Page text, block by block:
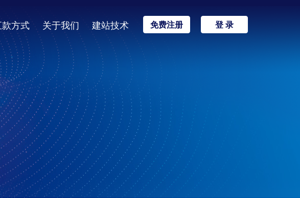
方式 关于我们 建站技术 免费注册 登 录